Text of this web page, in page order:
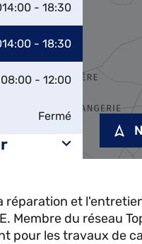
14:00 - 18:30
14:00 - 18:30
08:00 - 12:00
Fermé
réparation et
Membre du réseau
pour les travaux de